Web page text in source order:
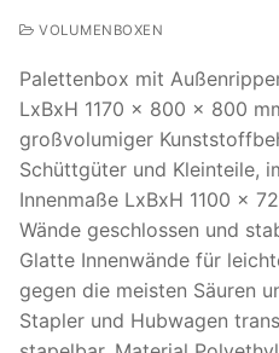
Suchen
VOLUMENBOXEN
Palettenbox mit
LxBxH 1170 x 800 x 800
großvolumiger
Schüttgüter und Kleinteile,
Innenmaße LxBxH 1100 x
Wände geschlossen und
Glatte Innenwände für
gegen die meisten Säuren
Stapler und Hubwagen